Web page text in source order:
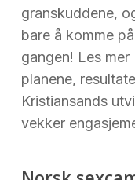
granskuddene,
bare å komme
gangen! Les
planene,
Kristiansands
vekker